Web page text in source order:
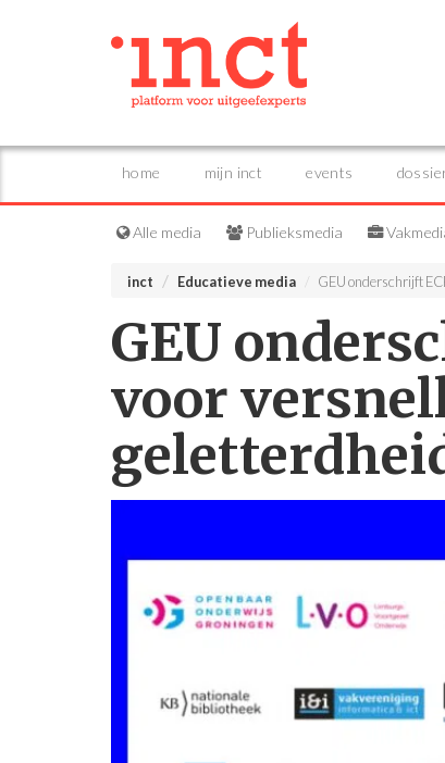
home mijn inct events
Alle media Publieksmedia
inct Educatieve media GEU onderschrijft
GEU
voor